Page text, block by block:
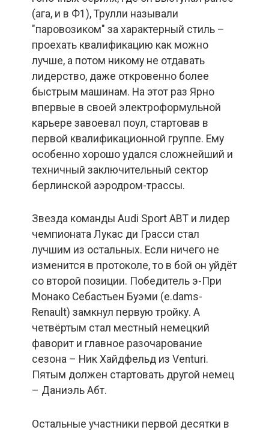
(ага, и в Ф1), Трулли называли
"паровозиком" за характерный стиль –
проехать квалификацию как можно
лучше, а потом никому не отдавать
лидерство, даже откровенно более
быстрым машинам. На этот раз Ярно
впервые в своей электроформульной
карьере завоевал поул, стартовав в
первой квалификационной группе. Ему
особенно хорошо удался сложнейший и
техничный заключительный сектор
берлинской аэродром-трассы.
Звезда команды Audi Sport ABT и лидер
чемпионата Лукас ди Грасси стал
лучшим из остальных. Если ничего не
изменится в протоколе, то в бой он уйдёт
со второй позиции. Победитель э-При
Монако Себастьен Буэми (e.dams-
Renault) замкнул первую тройку. А
четвёртым стал местный немецкий
фаворит и главное разочарование
сезона – Ник Хайдфельд из Venturi.
Пятым должен стартовать другой немец
– Даниэль Абт.
Остальные участники первой десятки в